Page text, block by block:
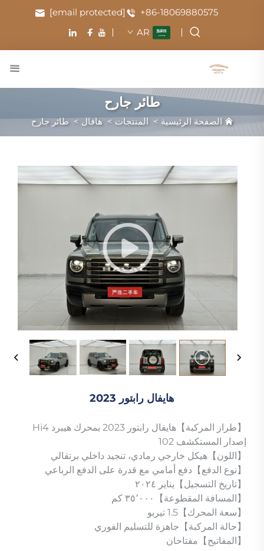
+86-18069880575
[email protected]
AR
طائر جارح
الصفحة الرئيسية > المنتجات >هافال >طائر جارح
هايفال رابتور 2023
【طراز المركبة】هايفال رابتور 2023 بمحرك هيبرد Hi4
إصدار المستكشف 102
【اللون】هيكل خارجي رمادي، تنجيد داخلي برتقالي
【نوع الدفع】دفع أمامي مع قدرة على الدفع الرباعي
【تاريخ التسجيل】يناير ٢٠٢٤
【المسافة المقطوعة】٣٥٬٠٠٠ كم
【سعة المحرك】1.5 تيربو
【حالة المركبة】جاهزة للتسليم الفوري
【المفاتيح】مفتاحان